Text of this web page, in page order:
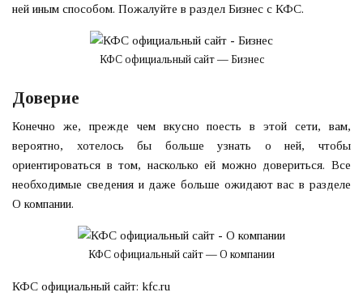
ней иным способом. Пожалуйте в раздел Бизнес с КФС.
КФС официальный сайт — Бизнес
Доверие
Конечно же, прежде чем вкусно поесть в этой сети, вам,
вероятно, хотелось бы больше узнать о ней, чтобы
ориентироваться в том, насколько ей можно довериться. Все
необходимые сведения и даже больше ожидают вас в разделе
О компании.
КФС официальный сайт — О компании
КФС официальный сайт: kfc.ru